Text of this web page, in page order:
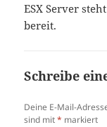
ESX Server
bereit.
Schreibe
Deine E-Mail-
sind mit* markiert